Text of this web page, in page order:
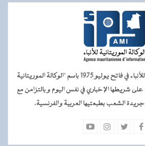
أنشئت الوكالة الموريتانية للأنباء في فاتح يوليو 1975 باسم "الوكالة الموريتانية
شريطها الإخباري في نفس اليوم و بالتزامن مع
الشعب بطبعتيها العربية والفرنسية.